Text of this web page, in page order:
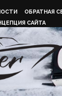
ОБРАТНАЯ
САЙТА